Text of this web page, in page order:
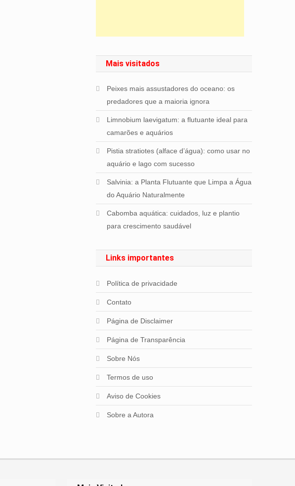
Mais visitados
Peixes mais assustadores do oceano: os
predadores que a maioria ignora
Limnobium laevigatum: a flutuante ideal para
camarões e aquários
Pistia stratiotes (alface d’água): como usar no
aquário e lago com sucesso
Salvinia: a Planta Flutuante que Limpa a Água
do Aquário Naturalmente
Cabomba aquática: cuidados, luz e plantio
para crescimento saudável
Links importantes
Política de privacidade
Contato
Página de Disclaimer
Página de Transparência
Sobre Nós
Termos de uso
Aviso de Cookies
Sobre a Autora